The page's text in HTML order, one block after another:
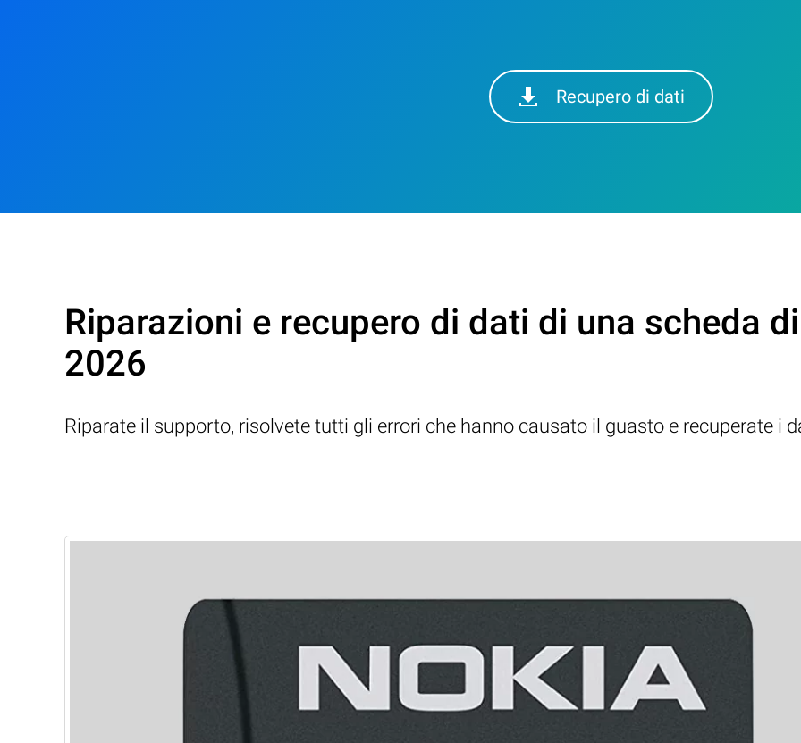
Recupero di dati
Riparazioni e recupero di dati di una scheda
2026
Riparate il supporto, risolvete tutti gli errori che hanno causato il guasto e recuperate i